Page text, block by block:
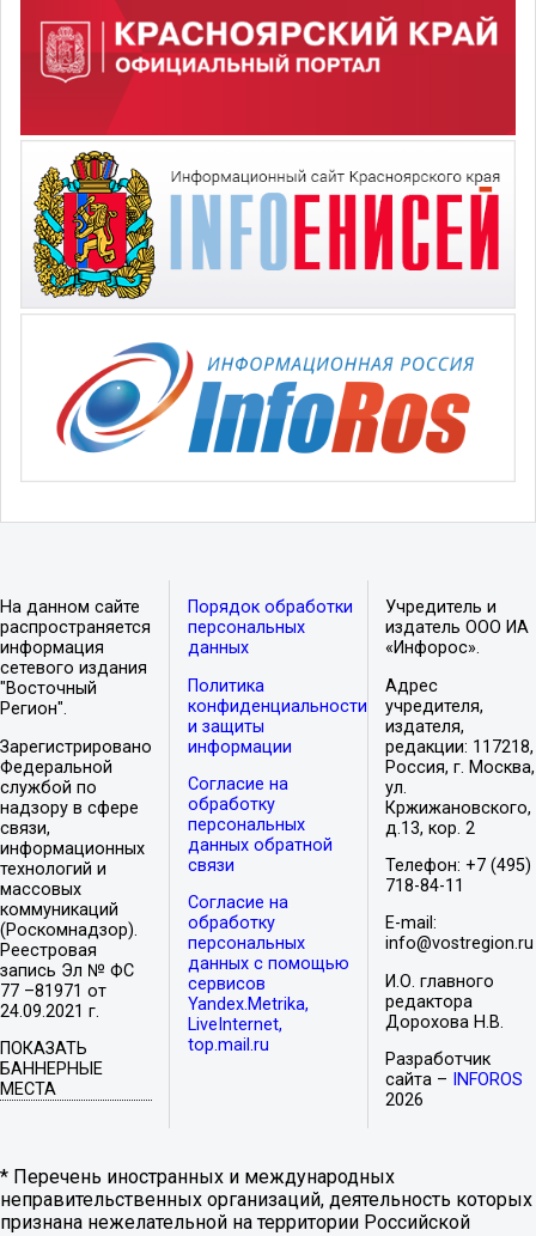
На данном сайте
распространяется
информация
сетевого издания
"Восточный
Регион".
Зарегистрировано
Федеральной
службой по
надзору в сфере
связи,
информационных
технологий и
массовых
коммуникаций
(Роскомнадзор).
Реестровая
запись Эл № ФС
77 –81971 от
24.09.2021 г.
ПОКАЗАТЬ
БАННЕРНЫЕ
МЕСТА
Порядок обработки
персональных
данных
Политика
конфиденциальности
и защиты
информации
Согласие на
обработку
персональных
данных обратной
связи
Согласие на
обработку
персональных
данных с помощью
сервисов
Yandex.Metrika,
LiveInternet,
top.mail.ru
Учредитель и
издатель ООО ИА
«Инфорос».
Адрес
учредителя,
издателя,
редакции: 117218,
Россия, г. Москва,
ул.
Кржижановского,
д.13, кор. 2
Телефон: +7 (495)
718-84-11
E-mail:
info@vostregion.ru
И.О. главного
редактора
Дорохова Н.В.
Разработчик
сайта –
INFOROS
2026
* Перечень иностранных и международных
неправительственных организаций, деятельность которых
признана нежелательной на территории Российской